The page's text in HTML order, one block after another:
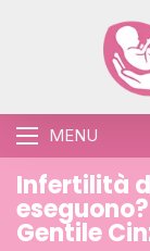
Infertilità
Gentile
MENU